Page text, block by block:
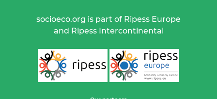
socioeco.org is part of Ripess Europe
and Ripess Intercontinental